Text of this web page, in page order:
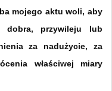
mojego aktu woli, aby
dobra, przywileju lub
za nadużycie, za
właściwej miary